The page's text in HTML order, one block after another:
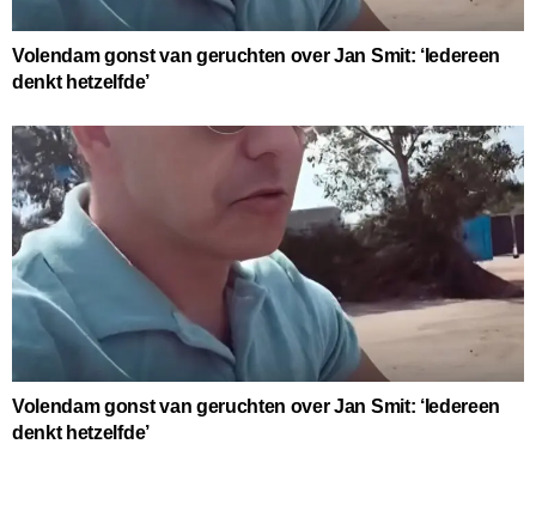
Volendam gonst van geruchten over Jan Smit: ‘Iedereen
denkt hetzelfde’
Volendam gonst van geruchten over Jan Smit: ‘Iedereen
denkt hetzelfde’